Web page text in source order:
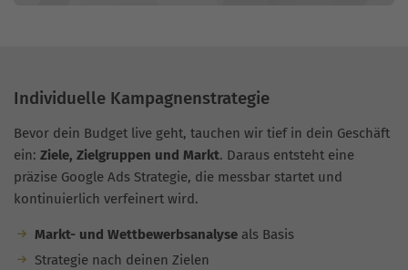
Individuelle Kampagnenstrategie
Bevor dein Budget live geht, tauchen wir tief in dein Geschäft
ein: Ziele, Zielgruppen und Markt. Daraus entsteht eine
präzise Google Ads Strategie, die messbar startet und
kontinuierlich verfeinert wird.
Markt- und Wettbewerbsanalyseals Basis
Strategie nach deinen Zielen